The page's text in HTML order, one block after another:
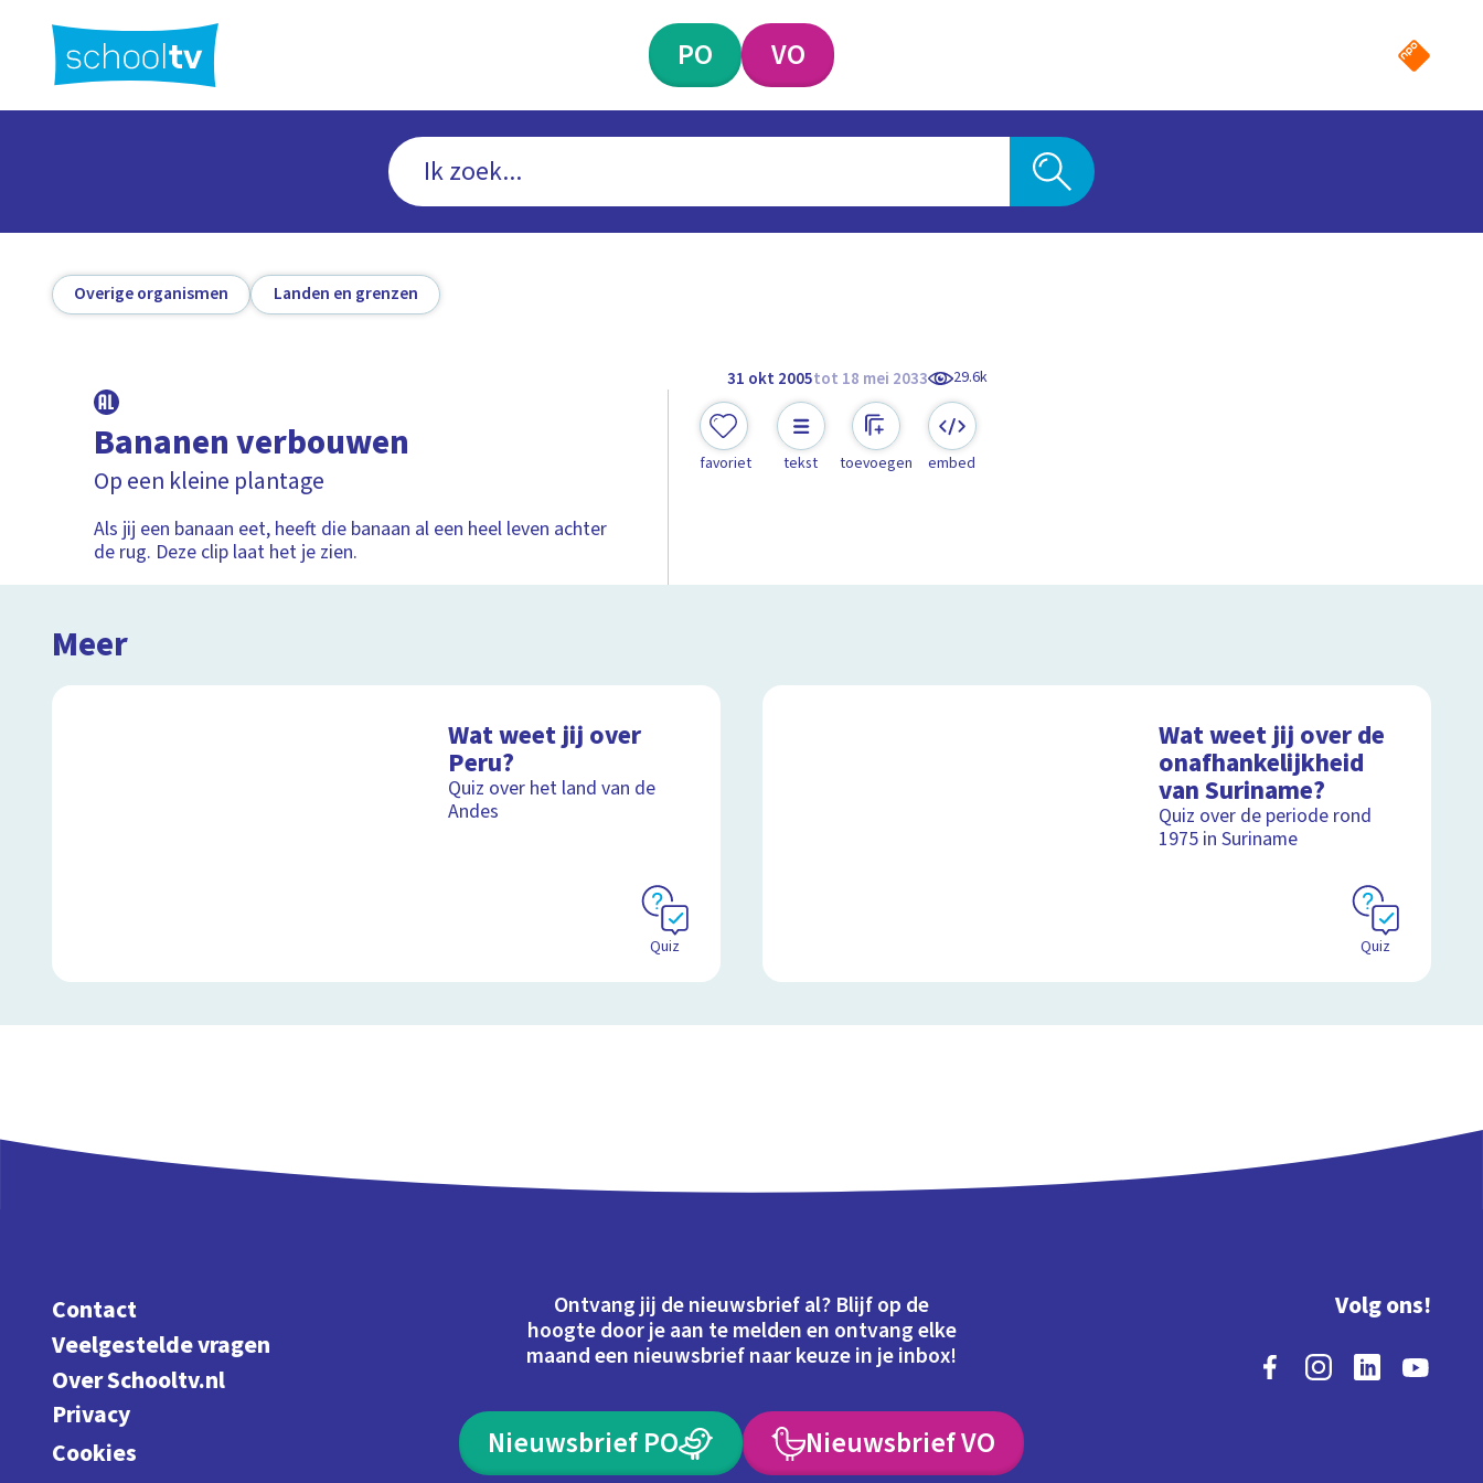
hoofdinhoud
PO VO
Overige organismen Landen en grenzen
31 okt 2005tot 18 mei 2033 29.6k
Bananen verbouwen
Op een kleine plantage
Als jij een banaan eet, heeft die banaan al een heel leven achter
de rug. Deze clip laat het je zien.
favoriet tekst toevoegen embed
Meer
Wat weet jij over
Peru?
Quiz over het land van de
Andes
Quiz
Wat weet jij over de
onafhankelijkheid
van Suriname?
Quiz over de periode rond
1975 in Suriname
Quiz
Contact
Veelgestelde vragen
Over Schooltv.nl
Privacy
Cookies
Ontvang jij de nieuwsbrief al? Blijf op de
hoogte door je aan te melden en ontvang elke
maand een nieuwsbrief naar keuze in je inbox!
Nieuwsbrief PO Nieuwsbrief VO
Volg ons!